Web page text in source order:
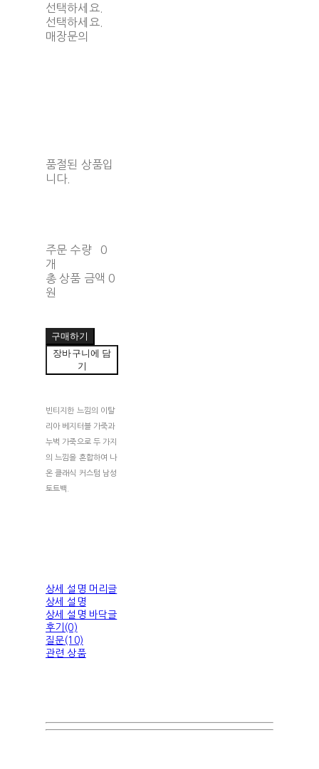
선택하세요.
선택하세요.
매장문의
품절된 상품입
니다.
주문 수량
0
개
총 상품 금액 0
원
구매하기
장바구니에 담
기
빈티지한 느낌의 이탈
리아 베지터블 가죽과
누벅 가죽으로 두 가지
의 느낌을 혼합하여 나
온 클래식 커스텀 남성
토트백.
상세 설명 머리글
상세 설명
상세 설명 바닥글
후기(0)
질문(10)
관련 상품